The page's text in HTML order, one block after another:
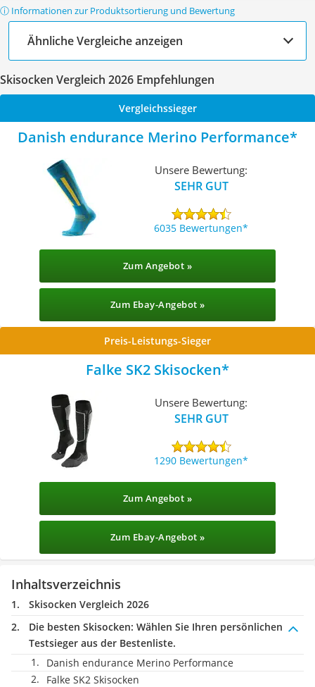
ⓘ Informationen zur Produktsortierung und Bewertung
Ähnliche Vergleiche anzeigen
Skisocken Vergleich 2026 Empfehlungen
Vergleichssieger
Danish endurance Merino Performance
Unsere Bewertung:
SEHR GUT
6035 Bewertungen
Zum Angebot »
Zum Ebay-Angebot »
Preis-Leistungs-Sieger
Falke SK2 Skisocken
Unsere Bewertung:
SEHR GUT
1290 Bewertungen
Zum Angebot »
Zum Ebay-Angebot »
Inhaltsverzeichnis
Skisocken Vergleich 2026
Die besten Skisocken: Wählen Sie Ihren persönlichen
Testsieger aus der Bestenliste.
Danish endurance Merino Performance
Falke SK2 Skisocken